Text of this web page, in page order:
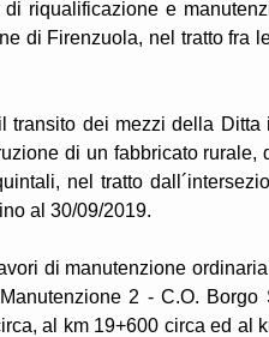
riqualificazione e
di Firenzuola, nel tratto fra
dei mezzi della Ditta
di un fabbricato rurale,
nel tratto
al 30/09/2019.
di manutenzione
2 - C.O. Borgo
al km 19+600 circa ed al